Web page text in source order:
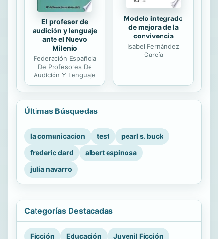
El profesor de
audición y lenguaje
ante el Nuevo
Milenio
Federación Española
De Profesores De
Audición Y Lenguaje
Modelo integrado
de mejora de la
convivencia
Isabel Fernández
García
Últimas Búsquedas
la comunicacion test
pearl s. buck
frederic dard
albert espinosa
julia navarro
Categorías Destacadas
Ficción Educación Juvenil Ficción